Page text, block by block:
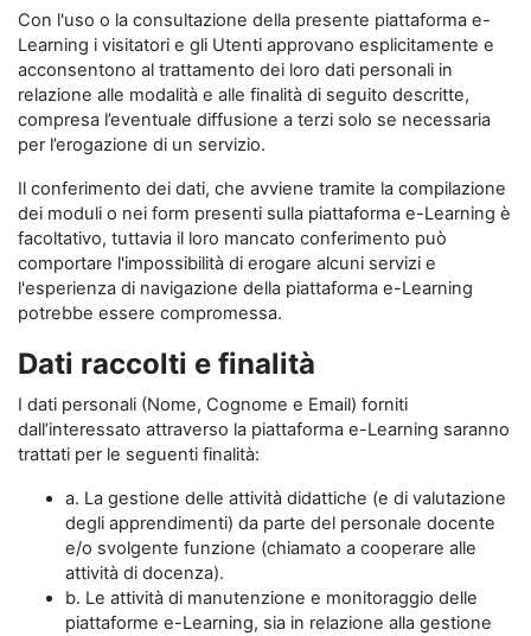
Con l'uso o la consultazione della presente piattaforma e-
Learning i visitatori e gli Utenti approvano esplicitamente e
acconsentono al trattamento dei loro dati personali in
relazione alle modalità e alle finalità di seguito descritte,
compresa l’eventuale diffusione a terzi solo se necessaria
per l’erogazione di un servizio.
Il conferimento dei dati, che avviene tramite la compilazione
dei moduli o nei form presenti sulla piattaforma e-Learning è
facoltativo, tuttavia il loro mancato conferimento può
comportare l'impossibilità di erogare alcuni servizi e
l'esperienza di navigazione della piattaforma e-Learning
potrebbe essere compromessa.
Dati raccolti e finalità
I dati personali (Nome, Cognome e Email) forniti
dall’interessato attraverso la piattaforma e-Learning saranno
trattati per le seguenti finalità:
a. La gestione delle attività didattiche (e di valutazione
degli apprendimenti) da parte del personale docente
e/o svolgente funzione (chiamato a cooperare alle
attività di docenza).
b. Le attività di manutenzione e monitoraggio delle
piattaforme e-Learning, sia in relazione alla gestione